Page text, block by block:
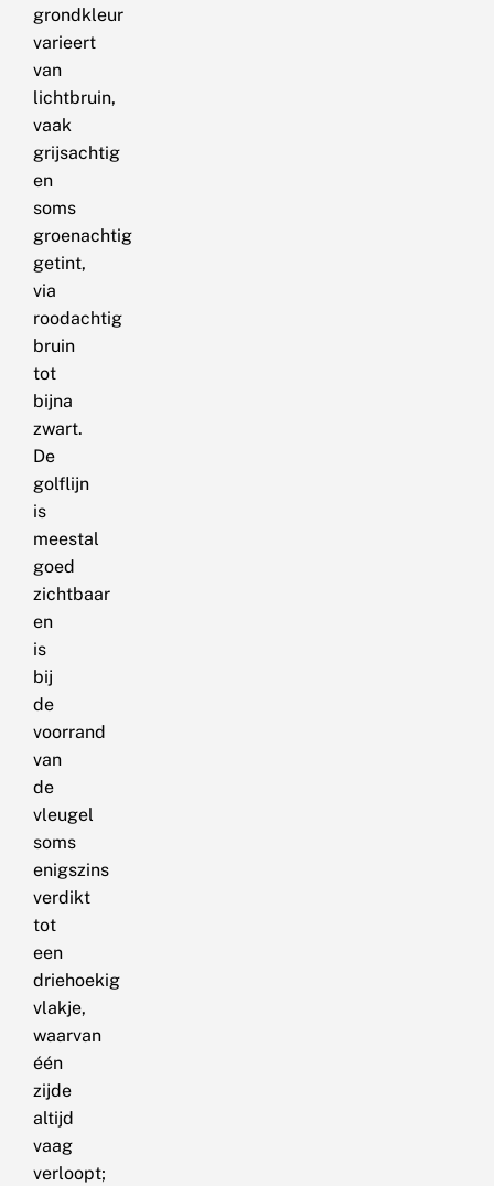
grondkleur
varieert
van
lichtbruin,
vaak
grijsachtig
en
soms
groenachtig
getint,
via
roodachtig
bruin
tot
bijna
zwart.
De
golflijn
is
meestal
goed
zichtbaar
en
is
bij
de
voorrand
van
de
vleugel
soms
enigszins
verdikt
tot
een
driehoekig
vlakje,
waarvan
één
zijde
altijd
vaag
verloopt;